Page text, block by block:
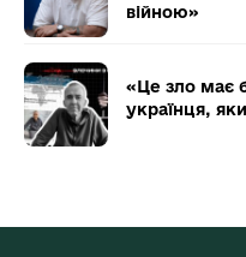
війною»
«Це зло має
українця,